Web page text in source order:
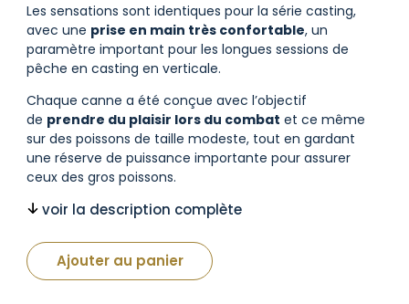
Les sensations sont identiques pour la série casting,
avec une prise en main très confortable, un
paramètre important pour les longues sessions de
pêche en casting en verticale.
Chaque canne a été conçue avec l’objectif
de prendre du plaisir lors du combat et ce même
sur des poissons de taille modeste, tout en gardant
une réserve de puissance importante pour assurer
ceux des gros poissons.
voir la description complète
Ajouter au panier